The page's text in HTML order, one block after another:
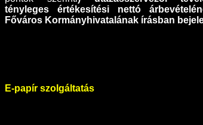
tényleges értékesítési nettó
Főváros Kormányhivatalának írásban
E-papír szolgáltatás